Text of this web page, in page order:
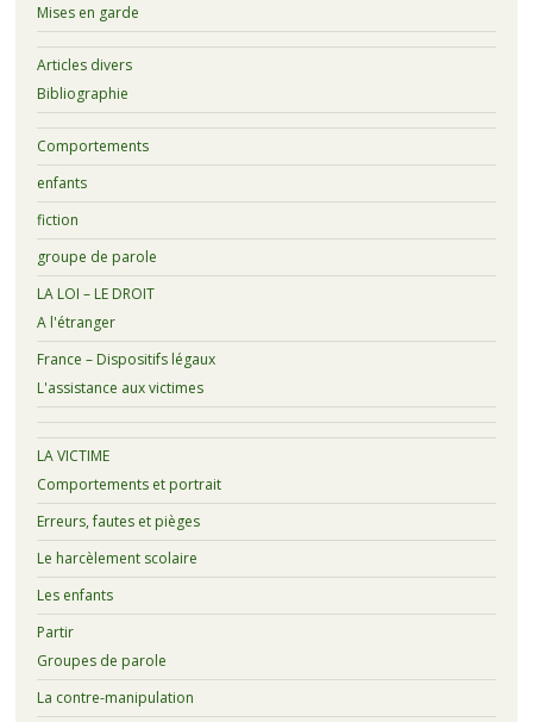
Mises en garde
Articles divers
Bibliographie
Comportements
enfants
fiction
groupe de parole
LA LOI – LE DROIT
A l'étranger
France – Dispositifs légaux
L'assistance aux victimes
LA VICTIME
Comportements et portrait
Erreurs, fautes et pièges
Le harcèlement scolaire
Les enfants
Partir
Groupes de parole
La contre-manipulation